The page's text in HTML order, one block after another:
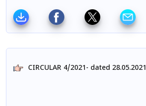
CIRCULAR 4/2021- dated 28.05.2021